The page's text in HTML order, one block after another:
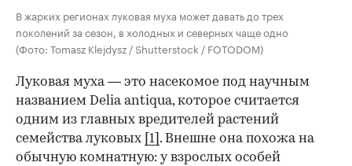
В жарких регионах луковая муха может давать до трех
поколений за сезон, в холодных и северных чаще одно
(Фото: Tomasz Klejdysz / Shutterstock / FOTODOM)
Луковая муха — это насекомое под научным
названием Delia antiqua, которое считается
одним из главных вредителей растений
семейства луковых [1] . Внешне она похожа на
обычную комнатную: у взрослых особей